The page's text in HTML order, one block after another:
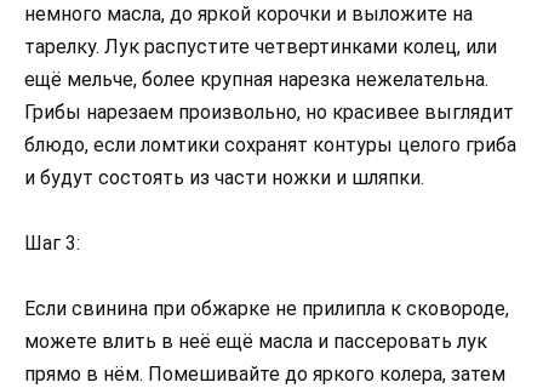
немного масла, до яркой корочки и выложите на
тарелку. Лук распустите четвертинками колец, или
ещё мельче, более крупная нарезка нежелательна.
Грибы нарезаем произвольно, но красивее выглядит
блюдо, если ломтики сохранят контуры целого гриба
и будут состоять из части ножки и шляпки.
Шаг 3:
Если свинина при обжарке не прилипла к сковороде,
можете влить в неё ещё масла и пассеровать лук
прямо в нём. Помешивайте до яркого колера, затем